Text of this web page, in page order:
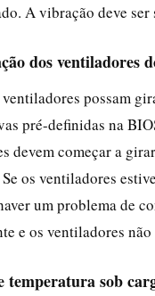
A vibração deve ser
dos ventiladores
possam
pré-definidas na
devem começar a
os ventiladores
um problema de
e os ventiladores
temperatura sob